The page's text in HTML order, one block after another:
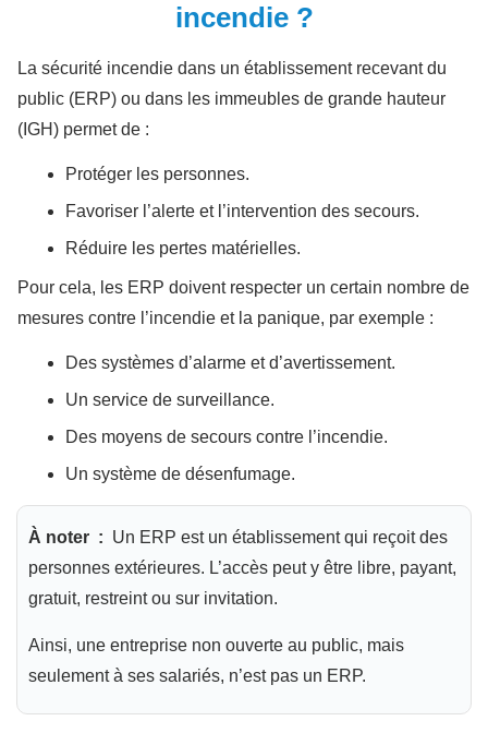
incendie ?
La sécurité incendie dans un établissement recevant du
public (ERP) ou dans les immeubles de grande hauteur
(IGH) permet de :
Protéger les personnes.
Favoriser l’alerte et l’intervention des secours.
Réduire les pertes matérielles.
Pour cela, les ERP doivent respecter un certain nombre de
mesures contre l’incendie et la panique, par exemple :
Des systèmes d’alarme et d’avertissement.
Un service de surveillance.
Des moyens de secours contre l’incendie.
Un système de désenfumage.
À noter : Un ERP est un établissement qui reçoit des
personnes extérieures. L’accès peut y être libre, payant,
gratuit, restreint ou sur invitation.
Ainsi, une entreprise non ouverte au public, mais
seulement à ses salariés, n’est pas un ERP.